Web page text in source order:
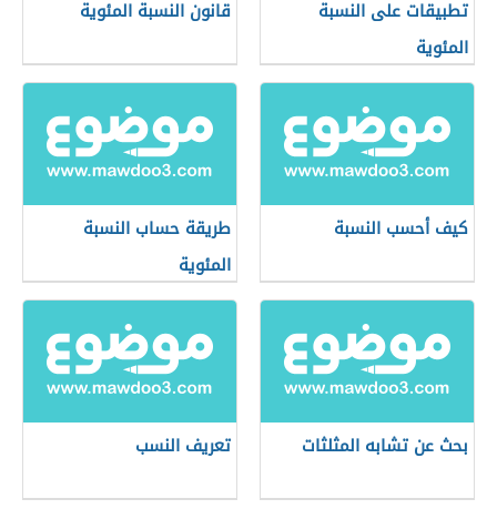
تطبيقات على النسبة
المئوية
قانون النسبة المئوية
كيف أحسب النسبة
طريقة حساب النسبة
المئوية
بحث عن تشابه المثلثات تعريف النسب